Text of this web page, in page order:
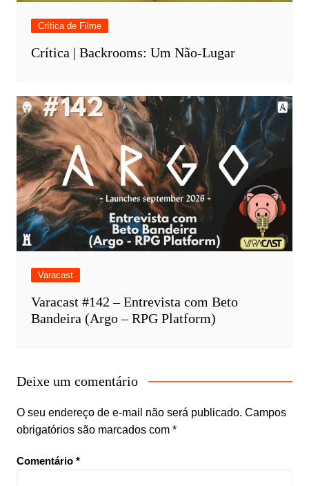
Crítica de Filme
Crítica | Backrooms: Um Não-Lugar
Varacast
Varacast #142 – Entrevista com Beto
Bandeira (Argo – RPG Platform)
Deixe um comentário
O seu endereço de e-mail não será publicado. Campos
obrigatórios são marcados com *
Comentário *